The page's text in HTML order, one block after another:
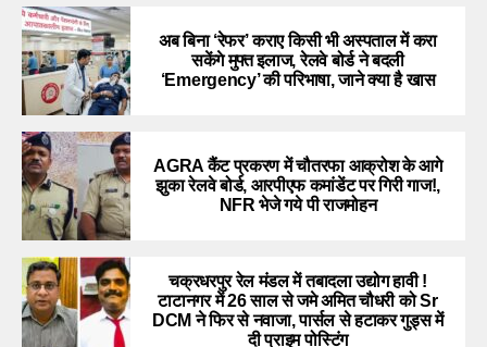
अब बिना ‘रेफर’ कराए किसी भी अस्पताल में करा
सकेंगे मुफ्त इलाज, रेलवे बोर्ड ने बदली
‘Emergency’ की परिभाषा, जाने क्या है खास
AGRA कैंट प्रकरण में चौतरफा आक्रोश के आगे
झुका रेलवे बोर्ड, आरपीएफ कमांडेंट पर गिरी गाज!,
NFR भेजे गये पी राजमोहन
चक्रधरपुर रेल मंडल में तबादला उद्योग हावी !
टाटानगर में 26 साल से जमे अमित चौधरी को Sr
DCM ने फिर से नवाजा, पार्सल से हटाकर गुड्स में
दी प्राइम पोस्टिंग